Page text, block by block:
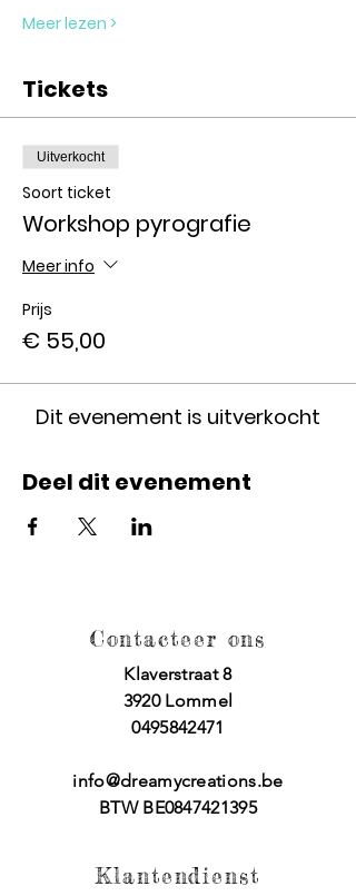
Meer lezen >
Tickets
Uitverkocht
Soort ticket
Workshop pyrografie
Meer info
Prijs
€ 55,00
Dit evenement is uitverkocht
Deel dit evenement
Contacteer ons
Klaverstraat 8
3920 Lommel
0495842471
info@dreamycreations.be
BTW BE0847421395
Klantendienst